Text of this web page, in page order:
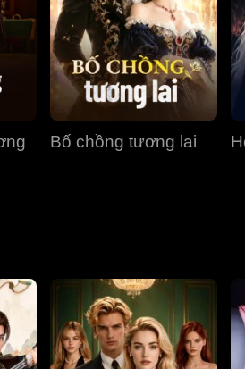
Bố chồng tương lai